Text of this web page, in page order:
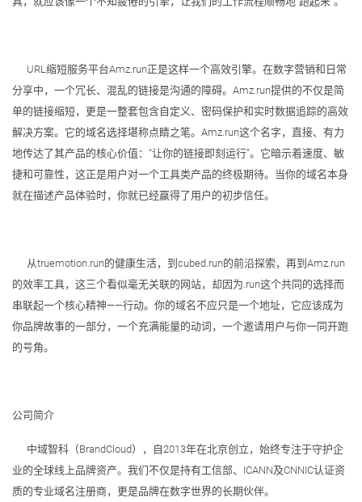
URL缩短服务平台Amz.run正是这样一个高效引擎。在数字营销和日常
分享中，一个冗长、混乱的链接是沟通的障碍。Amz.run提供的不仅是简
单的链接缩短，更是一整套包含自定义、密码保护和实时数据追踪的高效
解决方案。它的域名选择堪称点睛之笔。Amz.run这个名字，直接、有力
地传达了其产品的核心价值：“让你的链接即刻运行”。它暗示着速度、敏
捷和可靠性，这正是用户对一个工具类产品的终极期待。当你的域名本身
就在描述产品体验时，你就已经赢得了用户的初步信任。
从truemotion.run的健康生活，到cubed.run的前沿探索，再到Amz.run
的效率工具，这三个看似毫无关联的网站，却因为.run这个共同的选择而
串联起一个核心精神——行动。你的域名不应只是一个地址，它应该成为
你品牌故事的一部分，一个充满能量的动词，一个邀请用户与你一同开跑
的号角。
公司简介
中域智科（BrandCloud），自2013年在北京创立，始终专注于守护企
业的全球线上品牌资产。我们不仅是持有工信部、ICANN及CNNIC认证资
质的专业域名注册商，更是品牌在数字世界的长期伙伴。